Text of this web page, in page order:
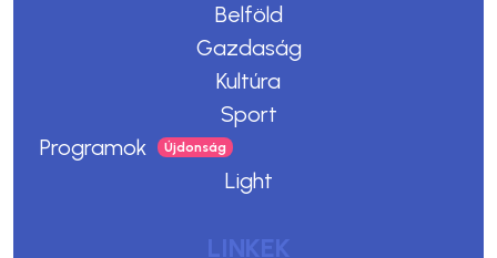
Belföld
Gazdaság
Kultúra
Sport
Programok
Light
LINKEK